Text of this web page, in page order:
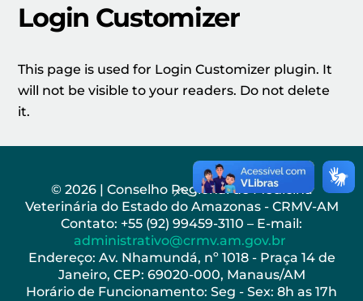
Login Customizer
This page is used for Login Customizer plugin. It
will not be visible to your readers. Do not delete
it.
Back
To
Top
© 2026 | Conselho Regional de Medicina
Veterinária do Estado do Amazonas - CRMV-AM
Contato: +55 (92) 99459-3110 – E-mail:
administrativo@crmv.am.gov.br
Endereço: Av. Nhamundá, nº 1018 - Praça 14 de
Janeiro, CEP: 69020-000, Manaus/AM
Horário de Funcionamento: Seg - Sex: 8h as 17h